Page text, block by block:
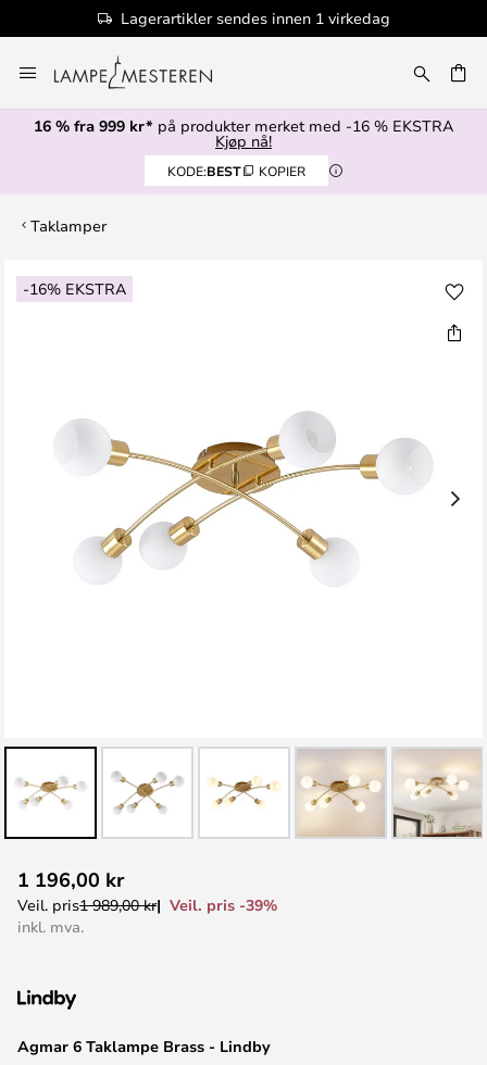
Lagerartikler sendes innen 1 virkedag
til
innhold
16 % fra 999 kr* på produkter merket med -16 % EKSTRA
Kjøp nå!
KODE:BEST KOPIER
Taklamper
-16% EKSTRA
Gå
til
til
begynnelsen
Agmar 6 Taklampe Brass - Lindby
1 196,00 kr
Veil. pris1 989,00 kr
Veil. pris -39%
inkl. mva.